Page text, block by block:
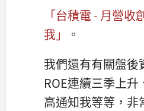
「台積電 - 月營
我」
。
我們還有有關盤
ROE連續三季上
高通知我等等，非